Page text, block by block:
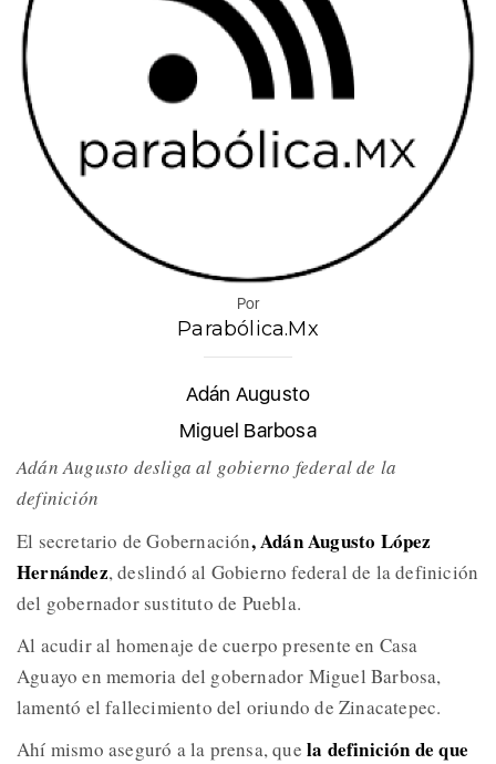
Por
Parabólica.Mx
Adán Augusto
Miguel Barbosa
Adán Augusto desliga al gobierno federal de la
definición
El secretario de Gobernación, Adán Augusto López
Hernández, deslindó al Gobierno federal de la definición
del gobernador sustituto de Puebla.
Al acudir al homenaje de cuerpo presente en Casa
Aguayo en memoria del gobernador Miguel Barbosa,
lamentó el fallecimiento del oriundo de Zinacatepec.
Ahí mismo aseguró a la prensa, que la definición de que